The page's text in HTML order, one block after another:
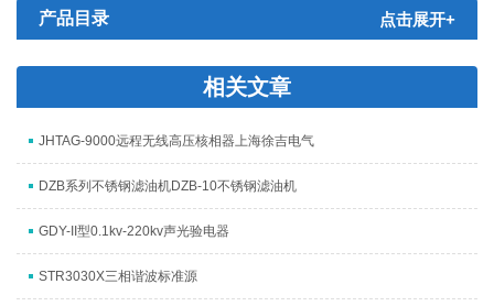
产品目录 点击展开+
相关文章
JHTAG-9000远程无线高压核相器上海徐吉电气
DZB系列不锈钢滤油机DZB-10不锈钢滤油机
GDY-II型0.1kv-220kv声光验电器
STR3030X三相谐波标准源